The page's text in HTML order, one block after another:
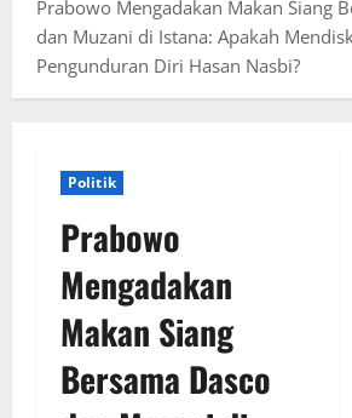
Prabowo Mengadakan Makan Siang
dan Muzani di Istana: Apakah
Pengunduran Diri Hasan Nasbi?
Politik
Prabowo
Mengadakan
Makan Siang
Bersama Dasco